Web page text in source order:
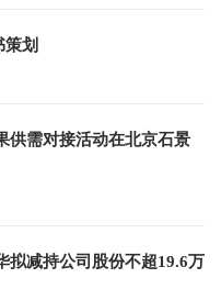
划
供需对接活动在北京石景
拟减持公司股份不超19.6万